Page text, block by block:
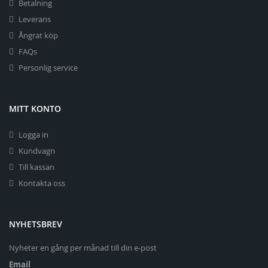
Betalning
Leverans
Ångrat köp
FAQs
Personlig service
MITT KONTO
Logga in
Kundvagn
Till kassan
Kontakta oss
NYHETSBREV
Nyheter en gång per månad till din e-post
Email